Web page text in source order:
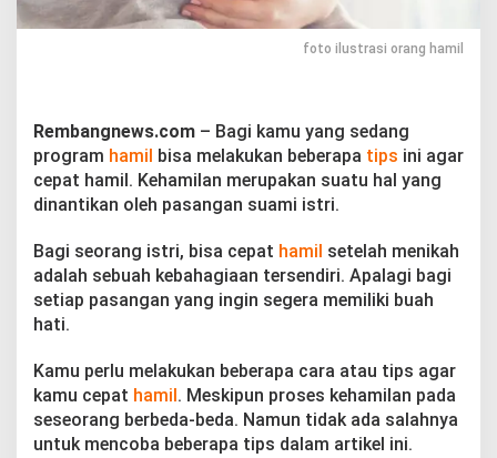
a
m
g
S
d
a
g
P
o
a
m
a
m
foto ilustrasi orang hamil
Rembangnews.com – Bagi kamu yang sedang
program hamil bisa melakukan beberapa tips ini agar
cepat hamil. Kehamilan merupakan suatu hal yang
dinantikan oleh pasangan suami istri.
Bagi seorang istri, bisa cepat hamil setelah menikah
adalah sebuah kebahagiaan tersendiri. Apalagi bagi
setiap pasangan yang ingin segera memiliki buah
hati.
Kamu perlu melakukan beberapa cara atau tips agar
kamu cepat hamil . Meskipun proses kehamilan pada
seseorang berbeda-beda. Namun tidak ada salahnya
untuk mencoba beberapa tips dalam artikel ini.